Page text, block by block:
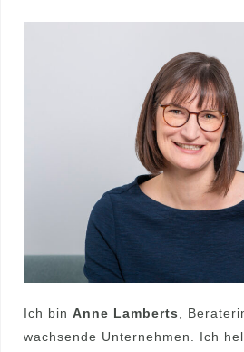
Ich bin Anne Lamberts,
wachsende Unternehmen. Ich